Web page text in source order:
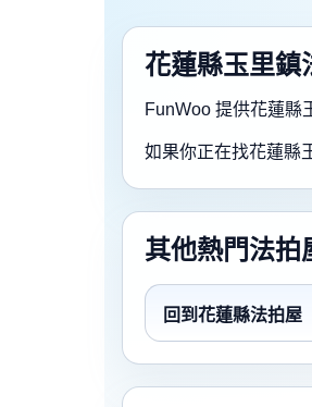
花蓮縣玉里鎮
FunWoo 提供花蓮縣
如果你正在找花蓮縣
其他熱門法拍
回到花蓮縣法拍屋